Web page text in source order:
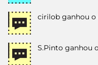
cirilob ganhou
S.Pinto ganhou